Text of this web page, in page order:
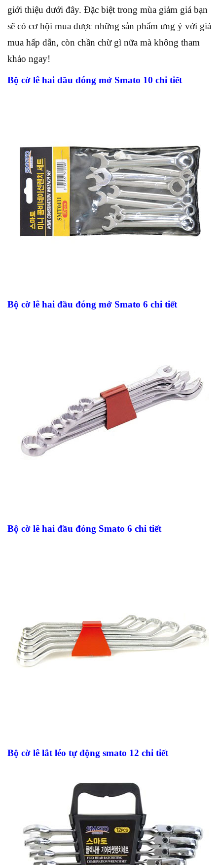
giới thiệu dưới đây. Đặc biệt trong mùa giảm giá bạn
sẽ có cơ hội mua được những sản phẩm ưng ý với giá
mua hấp dẫn, còn chần chừ gì nữa mà không tham
khảo ngay!
Bộ cờ lê hai đầu đóng mở Smato 10 chi tiết
Bộ cờ lê hai đầu đóng mở Smato 6 chi tiết
Bộ cờ lê hai đầu đóng Smato 6 chi tiết
Bộ cờ lê lắt léo tự động smato 12 chi tiết